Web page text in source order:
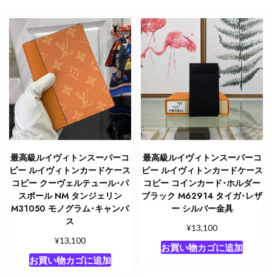
ゥ
ポ
ッ
シ
ュ
ェ
ー
ル
M83095
モ
ノ
ラ
最高級ルイヴィトンスーパーコ
ピー ルイヴィトンカードケース
コピー クーヴェルテュール･パ
スポール NM タンジェリン
M31050 モノグラム･キャンバ
ス
¥13,100
お買い物カゴに追加
最高級ルイヴィトンスーパーコ
ピー ルイヴィトンカードケース
コピー コインカード･ホルダー
ブラック M62914 タイガ･レザ
ー シルバー金具
¥13,100
お買い物カゴに追加